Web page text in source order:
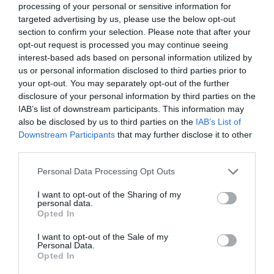
processing of your personal or sensitive information for
targeted advertising by us, please use the below opt-out
section to confirm your selection. Please note that after your
opt-out request is processed you may continue seeing
interest-based ads based on personal information utilized by
us or personal information disclosed to third parties prior to
your opt-out. You may separately opt-out of the further
disclosure of your personal information by third parties on the
IAB’s list of downstream participants. This information may
also be disclosed by us to third parties on the IAB’s List of
Downstream Participants that may further disclose it to other
Personal Data Processing Opt Outs
I want to opt-out of the Sharing of my
personal data.
Opted In
I want to opt-out of the Sale of my
Personal Data.
Opted In
por delante de los mixtos (permiten la entrada de
practicantes externos), que facturan 2,2 millones de
euros de media. Muy distinta es la situación de los
campos municipales, que tienen una cifra de negocio de
805.000 euros, prácticamente la mitad que los 1,4
millones de los que tienen una explotación comercial.
Estos últimos son mayoría, con 190 sociedades, por
los 87 que son administrados por socios.
Sin extranjeros que aterricen en España para jugar a
golf, los campos que más perjuicio sufrirán los que
tienen una mayor explotación comercial. Según el
estudio, elaborado por el profesor José Santaló, de IE
Federación Española de Golf (Rfegolf).
de sus socios son rentables, muy próximo al 42,7%
genera. Las cuotas suponen un 70% de los ingresos
amortiguar el golpe de la pandemia mejor.
Por su parte, el 40% de los campos denominados
comerciales también firman beneficios, mientras que la